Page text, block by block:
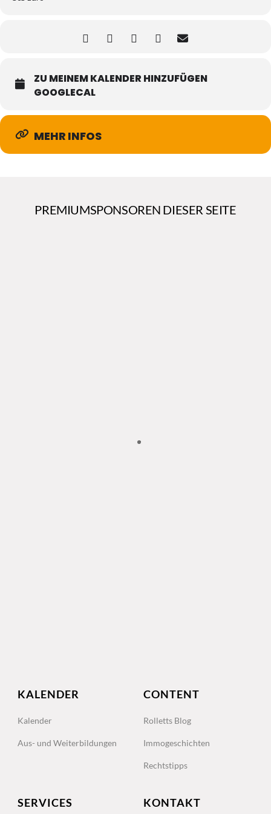
ZU MEINEM KALENDER HINZUFÜGEN
GOOGLECAL
MEHR INFOS
PREMIUMSPONSOREN DIESER SEITE
KALENDER
Kalender
Aus- und Weiterbildungen
CONTENT
Rolletts Blog
Immogeschichten
Rechtstipps
SERVICES KONTAKT